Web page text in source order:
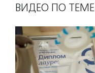
ВИДЕО ПО ТЕМЕ